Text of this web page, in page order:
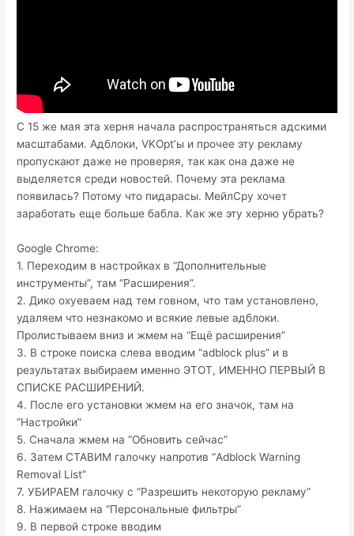
С 15 же мая эта херня начала распространяться адскими
масштабами. Адблоки, VKOpt’ы и прочее эту рекламу
пропускают даже не проверяя, так как она даже не
выделяется среди новостей. Почему эта реклама
появилась? Потому что пидарасы. МейлСру хочет
заработать еще больше бабла. Как же эту херню убрать?
Google Chrome:
1. Переходим в настройках в “Дополнительные
инструменты”, там “Расширения”.
2. Дико охуеваем над тем говном, что там установлено,
удаляем что незнакомо и всякие левые адблоки.
Пролистываем вниз и жмем на “Ещё расширения”
3. В строке поиска слева вводим “adblock plus” и в
результатах выбираем именно ЭТОТ, ИМЕННО ПЕРВЫЙ В
СПИСКЕ РАСШИРЕНИЙ.
4. После его установки жмем на его значок, там на
“Настройки”
5. Сначала жмем на “Обновить сейчас”
6. Затем СТАВИМ галочку напротив “Adblock Warning
Removal List”
7. УБИРАЕМ галочку с “Разрешить некоторую рекламу”
8. Нажимаем на “Персональные фильтры”
9. В первой строке вводим